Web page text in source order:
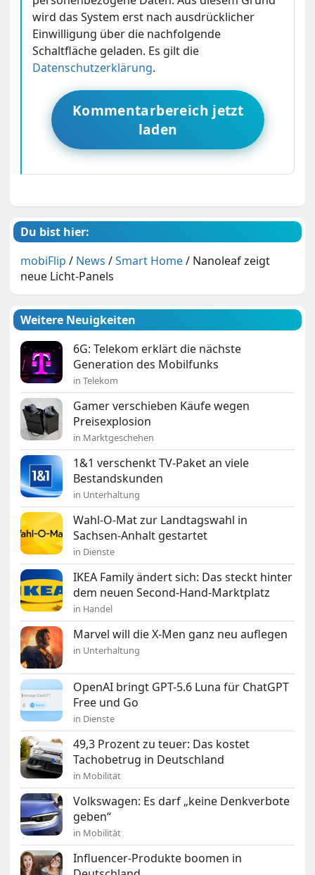
wird das System erst nach ausdrücklicher
Einwilligung über die nachfolgende
Schaltfläche geladen. Es gilt die
Datenschutzerklärung.
Kommentarbereich jetzt
laden
Du bist hier:
mobiFlip / News /Smart Home/ Nanoleaf zeigt
neue Licht-Panels
Weitere Neuigkeiten
6G: Telekom erklärt die nächste
Generation des Mobilfunks
in Telekom
Gamer verschieben Käufe wegen
Preisexplosion
in Marktgeschehen
1&1 verschenkt TV-Paket an viele
Bestandskunden
in Unterhaltung
Wahl-O-Mat zur Landtagswahl in
Sachsen-Anhalt gestartet
in Dienste
IKEA Family ändert sich: Das steckt hinter
dem neuen Second-Hand-Marktplatz
in Handel
Marvel will die X-Men ganz neu auflegen
in Unterhaltung
OpenAI bringt GPT-5.6 Luna für ChatGPT
Free und Go
in Dienste
49,3 Prozent zu teuer: Das kostet
Tachobetrug in Deutschland
in Mobilität
Volkswagen: Es darf „keine Denkverbote
geben“
in Mobilität
Influencer-Produkte boomen in